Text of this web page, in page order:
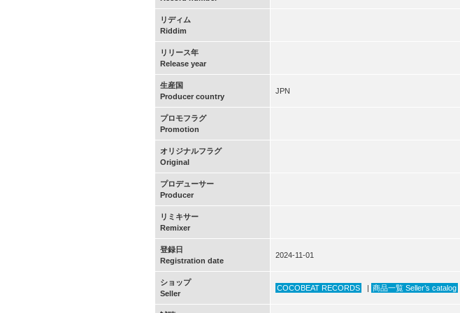
リディム
Riddim
リリース年
Release year
生産国
Producer country
JPN
プロモフラグ
Promotion
オリジナルフラグ
Original
プロデューサー
Producer
リミキサー
Remixer
登録日
Registration date
2024-11-01
ショップ
Seller
COCOBEAT RECORDS | 商品一覧 Seller’s catalog